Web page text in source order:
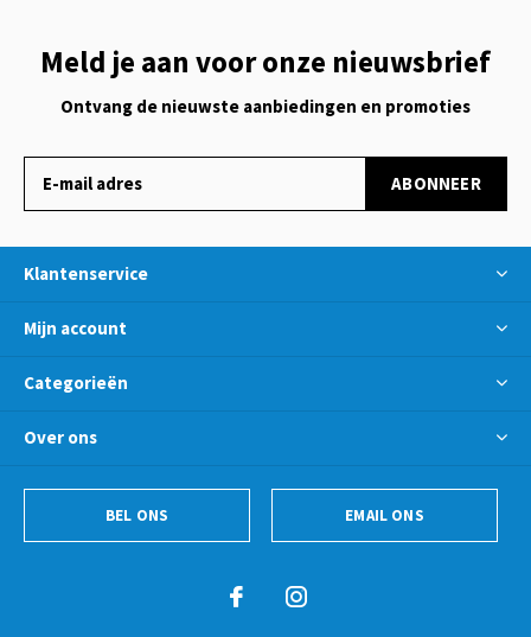
Meld je aan voor onze nieuwsbrief
Ontvang de nieuwste aanbiedingen en promoties
ABONNEER
Klantenservice
Mijn account
Categorieën
Over ons
BEL ONS EMAIL ONS